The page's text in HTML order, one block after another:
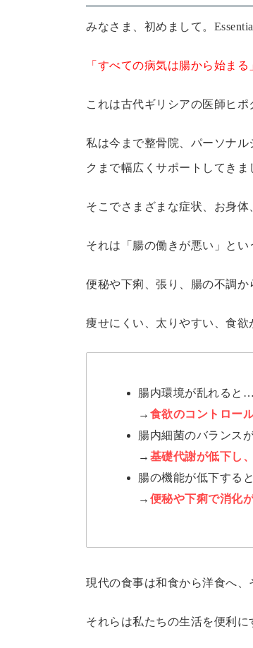
みなさま、初めまして。
「すべての病気は腸から始まる
これは古代ギリシアの医師ヒポ
私は今まで整骨院、パーソナ
クまで幅広くサポートしてきま
そこでさまざまな症状、お身
それは「腸の働きが悪い」とい
便秘や下痢、張り、腸の不調か
痩せにくい、太りやすい、食
腸内環境が乱れると…
→ 食欲のコントロー
腸内細菌のバランス
→ 基礎代謝が低下し
腸の機能が低下する
→ 便秘や下痢で消化
現代の食事は和食から洋食へ、
それらは私たちの生活を便利